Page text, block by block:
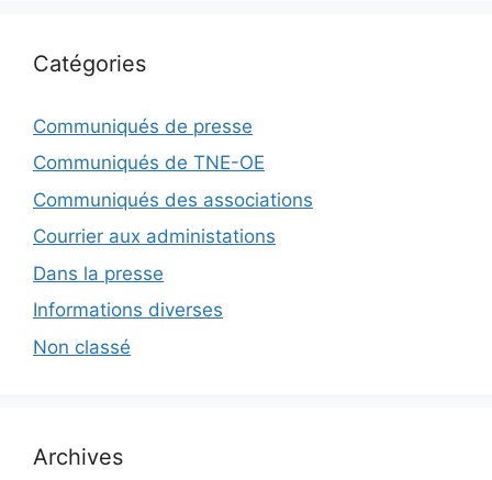
Catégories
Communiqués de presse
Communiqués de TNE-OE
Communiqués des associations
Courrier aux administations
Dans la presse
Informations diverses
Non classé
Archives